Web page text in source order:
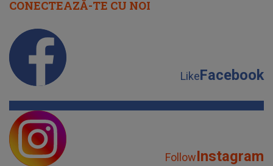
CONECTEAZĂ-TE CU NOI
LikeFacebook
FollowInstagram